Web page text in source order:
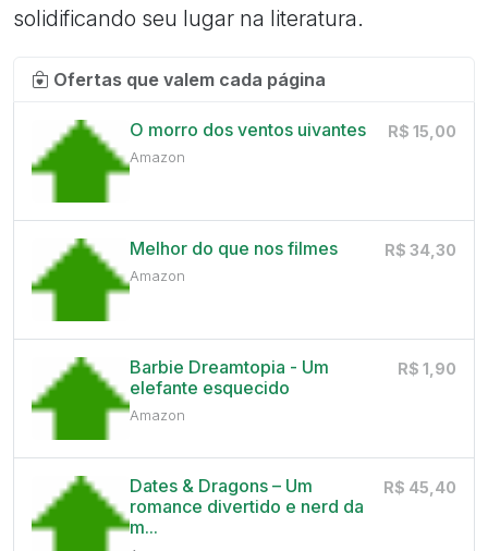
solidificando seu lugar na literatura.
Ofertas que valem cada página
O morro dos ventos uivantes
Amazon
R$ 15,00
Melhor do que nos filmes
Amazon
R$ 34,30
Barbie Dreamtopia - Um
elefante esquecido
Amazon
R$ 1,90
Dates & Dragons – Um
romance divertido e nerd da
m...
R$ 45,40